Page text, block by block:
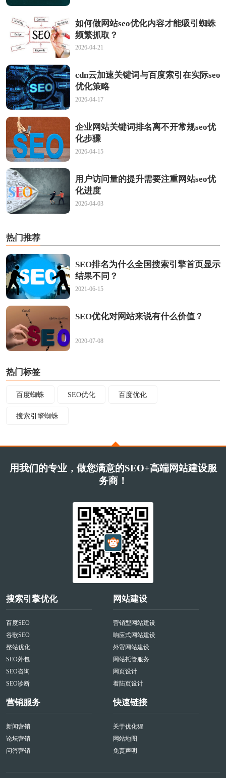
如何做网站seo优化内容才能吸引蜘蛛
频繁抓取？
2026-04-21
cdn云加速关键词与百度索引在实际seo
优化策略
2026-04-17
企业网站关键词排名离不开常规seo优
化步骤
2026-04-15
用户访问量的提升需要注重网站seo优
化进度
2026-04-03
热门推荐
SEO排名为什么全国搜索引擎首页显示
结果不同？
2021-06-15
SEO优化对网站来说有什么价值？
2020-07-08
热门标签
百度蜘蛛 SEO优化 百度优化
搜索引擎蜘蛛
用我们的专业，做您满意的SEO+高端网站建设服
务商！
搜索引擎优化
百度SEO
谷歌SEO
整站优化
SEO外包
SEO咨询
SEO诊断
网站建设
营销型网站建设
响应式网站建设
外贸网站建设
网站托管服务
网页设计
着陆页设计
营销服务
新闻营销
论坛营销
问答营销
快速链接
关于优化猩
网站地图
免责声明